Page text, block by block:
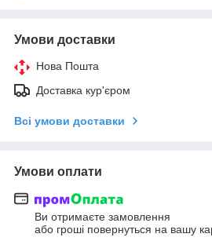
Умови доставки
Нова Пошта
Доставка кур'єром
Всі умови доставки
Умови оплати
Ви отримаєте замовлення
або гроші повернуться на вашу